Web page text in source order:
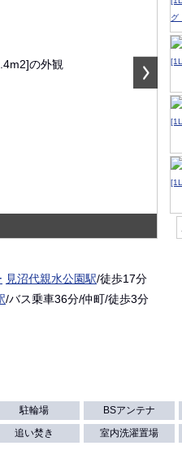
見沼代親水公園駅/徒歩17分
/バス乗車36分/仲町/徒歩3分
駐輪場 BSアンテナ
追い焚き 室内洗濯置場